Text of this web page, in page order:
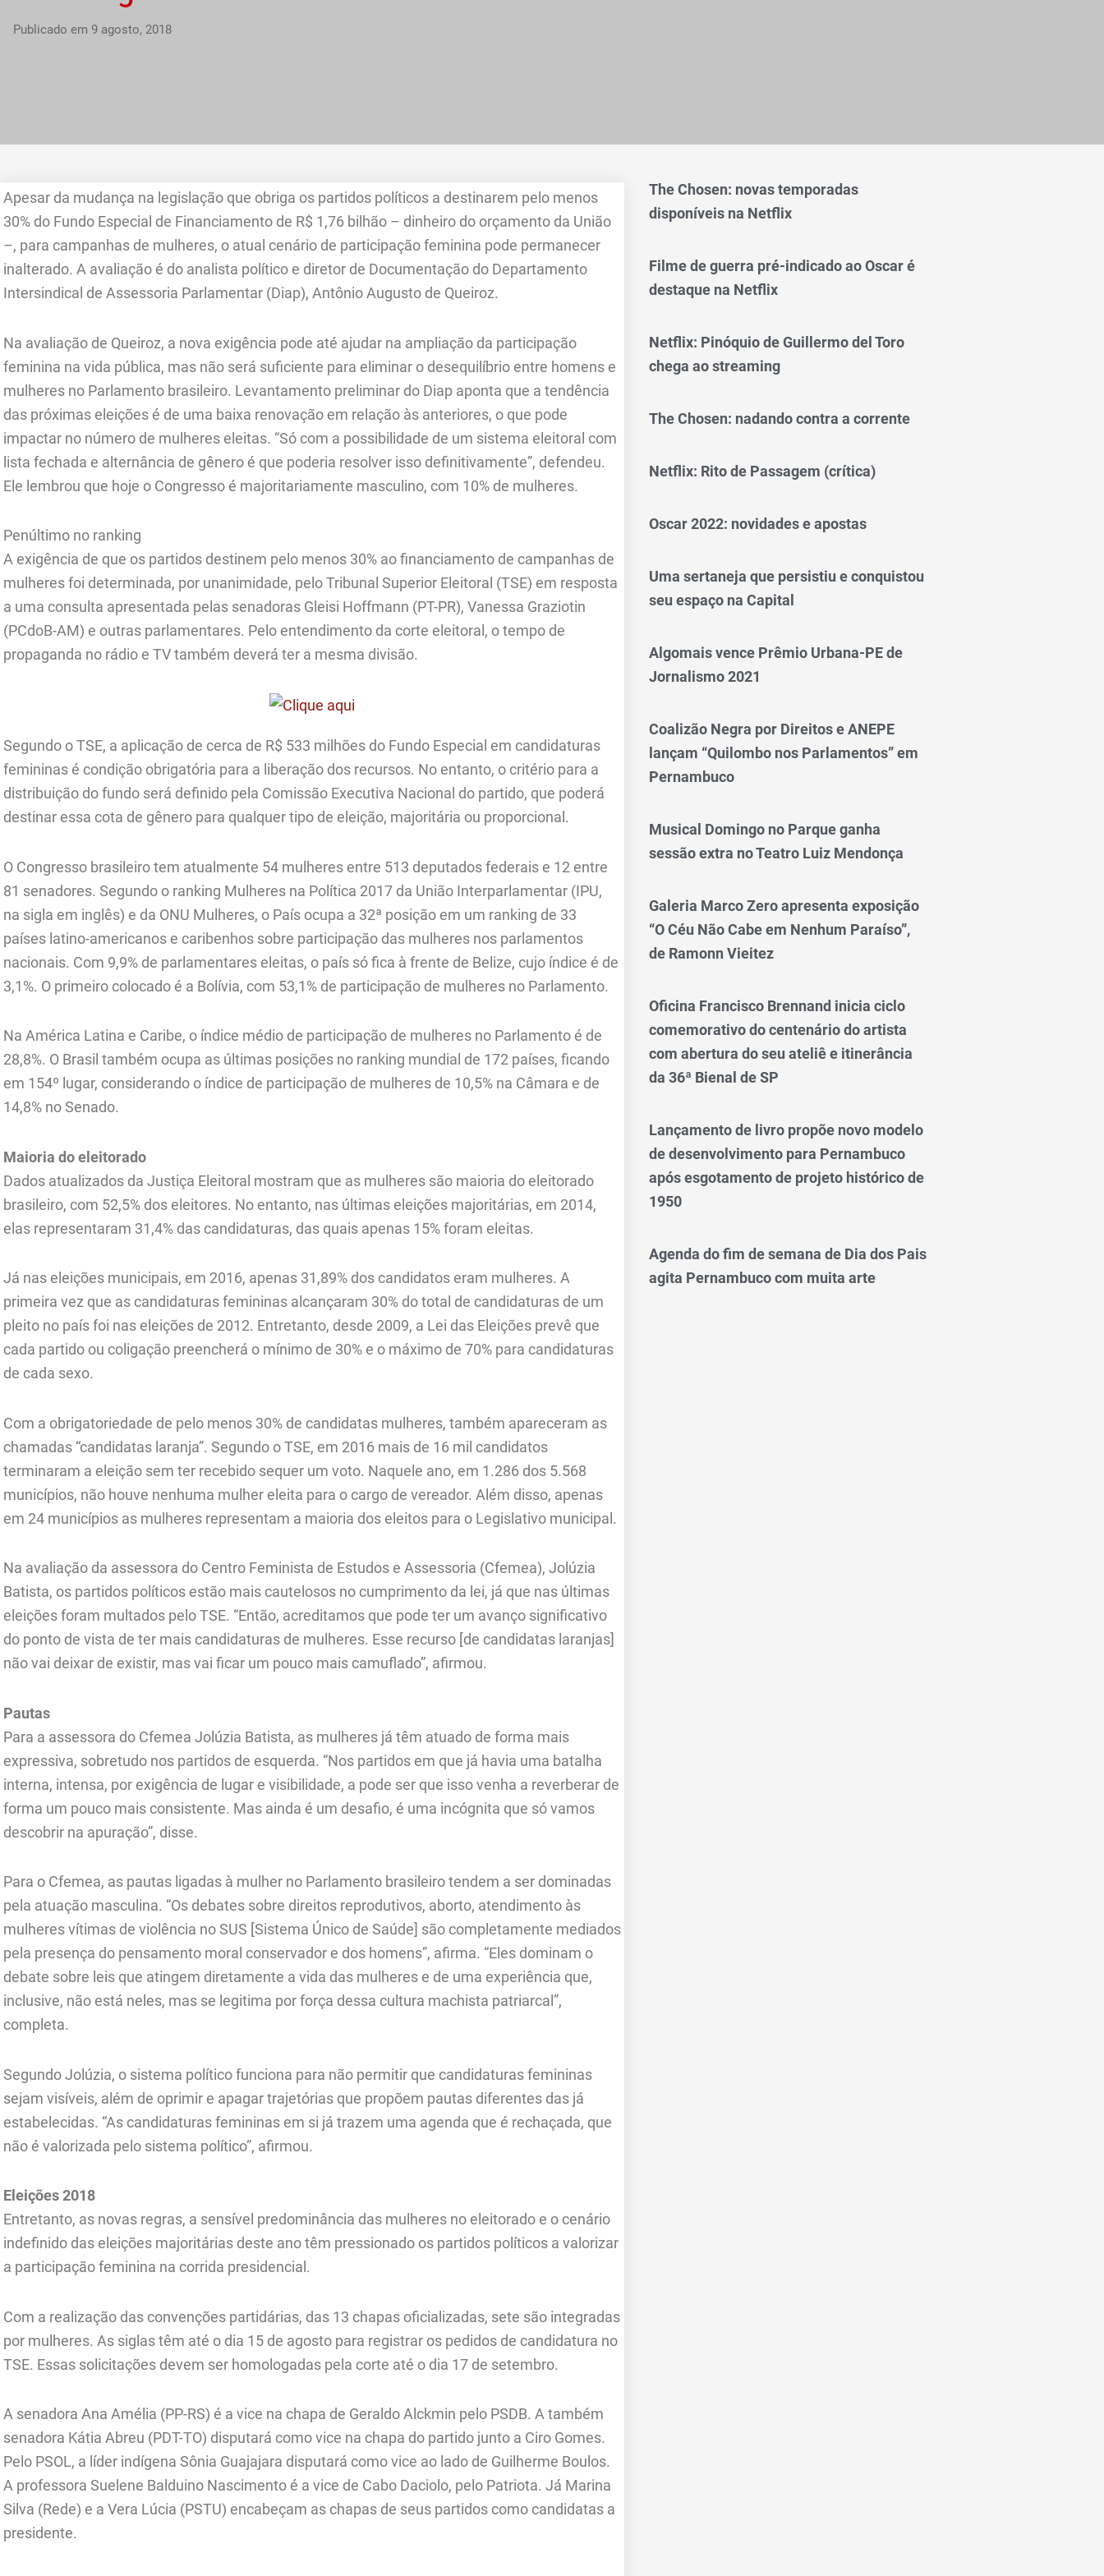
Publicado em 9 agosto, 2018
Apesar da mudança na legislação que obriga os partidos políticos a destinarem pelo menos
30% do Fundo Especial de Financiamento de R$ 1,76 bilhão – dinheiro do orçamento da União
–, para campanhas de mulheres, o atual cenário de participação feminina pode permanecer
inalterado. A avaliação é do analista político e diretor de Documentação do Departamento
Intersindical de Assessoria Parlamentar (Diap), Antônio Augusto de Queiroz.
Na avaliação de Queiroz, a nova exigência pode até ajudar na ampliação da participação
feminina na vida pública, mas não será suficiente para eliminar o desequilíbrio entre homens e
mulheres no Parlamento brasileiro. Levantamento preliminar do Diap aponta que a tendência
das próximas eleições é de uma baixa renovação em relação às anteriores, o que pode
impactar no número de mulheres eleitas. “Só com a possibilidade de um sistema eleitoral com
lista fechada e alternância de gênero é que poderia resolver isso definitivamente”, defendeu.
Ele lembrou que hoje o Congresso é majoritariamente masculino, com 10% de mulheres.
Penúltimo no ranking
A exigência de que os partidos destinem pelo menos 30% ao financiamento de campanhas de
mulheres foi determinada, por unanimidade, pelo Tribunal Superior Eleitoral (TSE) em resposta
a uma consulta apresentada pelas senadoras Gleisi Hoffmann (PT-PR), Vanessa Graziotin
(PCdoB-AM) e outras parlamentares. Pelo entendimento da corte eleitoral, o tempo de
propaganda no rádio e TV também deverá ter a mesma divisão.
Segundo o TSE, a aplicação de cerca de R$ 533 milhões do Fundo Especial em candidaturas
femininas é condição obrigatória para a liberação dos recursos. No entanto, o critério para a
distribuição do fundo será definido pela Comissão Executiva Nacional do partido, que poderá
destinar essa cota de gênero para qualquer tipo de eleição, majoritária ou proporcional.
O Congresso brasileiro tem atualmente 54 mulheres entre 513 deputados federais e 12 entre
81 senadores. Segundo o ranking Mulheres na Política 2017 da União Interparlamentar (IPU,
na sigla em inglês) e da ONU Mulheres, o País ocupa a 32ª posição em um ranking de 33
países latino-americanos e caribenhos sobre participação das mulheres nos parlamentos
nacionais. Com 9,9% de parlamentares eleitas, o país só fica à frente de Belize, cujo índice é de
3,1%. O primeiro colocado é a Bolívia, com 53,1% de participação de mulheres no Parlamento.
Na América Latina e Caribe, o índice médio de participação de mulheres no Parlamento é de
28,8%. O Brasil também ocupa as últimas posições no ranking mundial de 172 países, ficando
em 154º lugar, considerando o índice de participação de mulheres de 10,5% na Câmara e de
14,8% no Senado.
Maioria do eleitorado
Dados atualizados da Justiça Eleitoral mostram que as mulheres são maioria do eleitorado
brasileiro, com 52,5% dos eleitores. No entanto, nas últimas eleições majoritárias, em 2014,
elas representaram 31,4% das candidaturas, das quais apenas 15% foram eleitas.
Já nas eleições municipais, em 2016, apenas 31,89% dos candidatos eram mulheres. A
primeira vez que as candidaturas femininas alcançaram 30% do total de candidaturas de um
pleito no país foi nas eleições de 2012. Entretanto, desde 2009, a Lei das Eleições prevê que
cada partido ou coligação preencherá o mínimo de 30% e o máximo de 70% para candidaturas
de cada sexo.
Com a obrigatoriedade de pelo menos 30% de candidatas mulheres, também apareceram as
chamadas “candidatas laranja”. Segundo o TSE, em 2016 mais de 16 mil candidatos
terminaram a eleição sem ter recebido sequer um voto. Naquele ano, em 1.286 dos 5.568
municípios, não houve nenhuma mulher eleita para o cargo de vereador. Além disso, apenas
em 24 municípios as mulheres representam a maioria dos eleitos para o Legislativo municipal.
Na avaliação da assessora do Centro Feminista de Estudos e Assessoria (Cfemea), Jolúzia
Batista, os partidos políticos estão mais cautelosos no cumprimento da lei, já que nas últimas
eleições foram multados pelo TSE. “Então, acreditamos que pode ter um avanço significativo
do ponto de vista de ter mais candidaturas de mulheres. Esse recurso [de candidatas laranjas]
não vai deixar de existir, mas vai ficar um pouco mais camuflado”, afirmou.
Pautas
Para a assessora do Cfemea Jolúzia Batista, as mulheres já têm atuado de forma mais
expressiva, sobretudo nos partidos de esquerda. “Nos partidos em que já havia uma batalha
interna, intensa, por exigência de lugar e visibilidade, a pode ser que isso venha a reverberar de
forma um pouco mais consistente. Mas ainda é um desafio, é uma incógnita que só vamos
descobrir na apuração”, disse.
Para o Cfemea, as pautas ligadas à mulher no Parlamento brasileiro tendem a ser dominadas
pela atuação masculina. “Os debates sobre direitos reprodutivos, aborto, atendimento às
mulheres vítimas de violência no SUS [Sistema Único de Saúde] são completamente mediados
pela presença do pensamento moral conservador e dos homens”, afirma. “Eles dominam o
debate sobre leis que atingem diretamente a vida das mulheres e de uma experiência que,
inclusive, não está neles, mas se legitima por força dessa cultura machista patriarcal”,
completa.
Segundo Jolúzia, o sistema político funciona para não permitir que candidaturas femininas
sejam visíveis, além de oprimir e apagar trajetórias que propõem pautas diferentes das já
estabelecidas. “As candidaturas femininas em si já trazem uma agenda que é rechaçada, que
não é valorizada pelo sistema político”, afirmou.
Eleições 2018
Entretanto, as novas regras, a sensível predominância das mulheres no eleitorado e o cenário
indefinido das eleições majoritárias deste ano têm pressionado os partidos políticos a valorizar
a participação feminina na corrida presidencial.
Com a realização das convenções partidárias, das 13 chapas oficializadas, sete são integradas
por mulheres. As siglas têm até o dia 15 de agosto para registrar os pedidos de candidatura no
TSE. Essas solicitações devem ser homologadas pela corte até o dia 17 de setembro.
A senadora Ana Amélia (PP-RS) é a vice na chapa de Geraldo Alckmin pelo PSDB. A também
senadora Kátia Abreu (PDT-TO) disputará como vice na chapa do partido junto a Ciro Gomes.
Pelo PSOL, a líder indígena Sônia Guajajara disputará como vice ao lado de Guilherme Boulos.
A professora Suelene Balduino Nascimento é a vice de Cabo Daciolo, pelo Patriota. Já Marina
Silva (Rede) e a Vera Lúcia (PSTU) encabeçam as chapas de seus partidos como candidatas a
presidente.
The Chosen: novas temporadas
disponíveis na Netflix
Filme de guerra pré-indicado ao Oscar é
destaque na Netflix
Netflix: Pinóquio de Guillermo del Toro
chega ao streaming
The Chosen: nadando contra a corrente
Netflix: Rito de Passagem (crítica)
Oscar 2022: novidades e apostas
Uma sertaneja que persistiu e conquistou
seu espaço na Capital
Algomais vence Prêmio Urbana-PE de
Jornalismo 2021
Coalizão Negra por Direitos e ANEPE
lançam “Quilombo nos Parlamentos” em
Pernambuco
Musical Domingo no Parque ganha
sessão extra no Teatro Luiz Mendonça
Galeria Marco Zero apresenta exposição
“O Céu Não Cabe em Nenhum Paraíso”,
de Ramonn Vieitez
Oficina Francisco Brennand inicia ciclo
comemorativo do centenário do artista
com abertura do seu ateliê e itinerância
da 36ª Bienal de SP
Lançamento de livro propõe novo modelo
de desenvolvimento para Pernambuco
após esgotamento de projeto histórico de
1950
Agenda do fim de semana de Dia dos Pais
agita Pernambuco com muita arte